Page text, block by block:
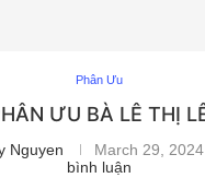
Phân Ưu
ƯU BÀ LÊ THỊ
Nguyen March 29, 2024
bình luận